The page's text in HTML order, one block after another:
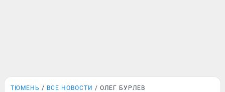
ТЮМЕНЬ ВСЕ НОВОСТИ ОЛЕГ БУРЛЕВ